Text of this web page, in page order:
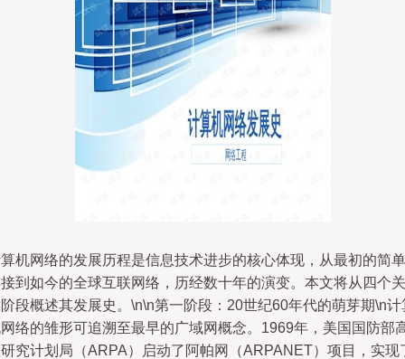
机网络的发展历程是信息技术进步的核心体现，从最初的简单
到如今的全球互联网络，历经数十年的演变。本文将从四个关
段概述其发展史。\n\n第一阶段：20世纪60年代的萌芽期\n计
络的雏形可追溯至最早的广域网概念。1969年，美国国防部
究计划局（ARPA）启动了阿帕网（ARPANET）项目，实现